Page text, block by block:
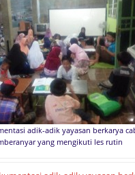
adik-adik yayasan berkarya
yang mengikuti les rutin